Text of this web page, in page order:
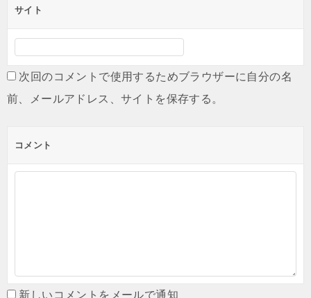
サイト
次回のコメントで使用するためブラウザーに自分の名
前、メールアドレス、サイトを保存する。
コメント
新しいコメントをメールで通知